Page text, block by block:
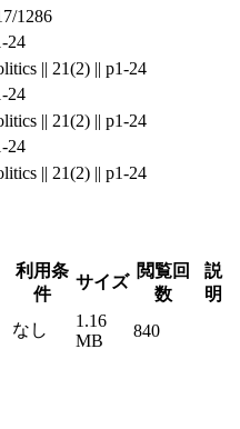
1286
24
|| 21(2) || p1-24
24
|| 21(2) || p1-24
24
|| 21(2) || p1-24
利用条
件
サイズ
閲覧回
数
説
明
なし
1.16
MB
840